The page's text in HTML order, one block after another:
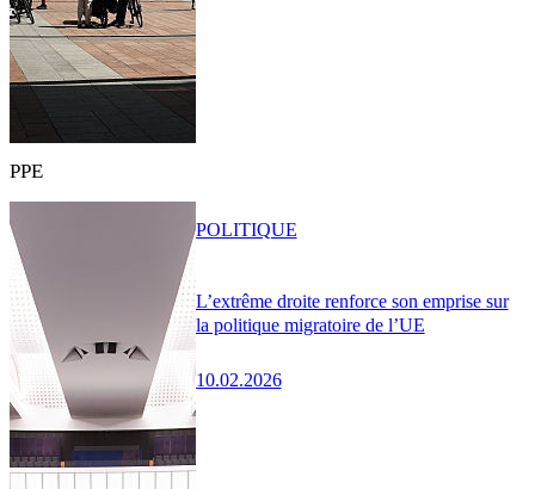
PPE
L’extrême droite renforce son emprise sur
la politique migratoire de l’UE
10.02.2026
POLITIQUE